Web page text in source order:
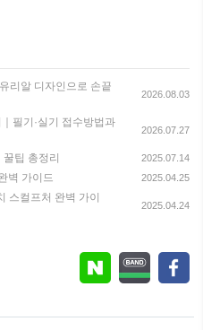
리알 디자인으로 손끝
2026.08.03
필기·실기 접수방법과
2026.07.27
팁 총정리 2025.07.14
벽 가이드 2025.04.25
스컬프처 완벽 가이
2025.04.24